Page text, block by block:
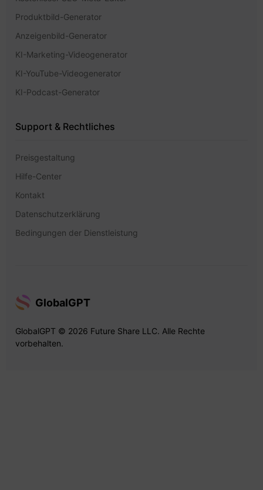
Produktbild-Generator
Anzeigenbild-Generator
KI-Marketing-Videogenerator
KI-YouTube-Videogenerator
KI-Podcast-Generator
Support & Rechtliches
Preisgestaltung
Hilfe-Center
Kontakt
Datenschutzerklärung
Bedingungen der Dienstleistung
GlobalGPT
GlobalGPT © 2026 Future Share LLC. Alle Rechte
vorbehalten.